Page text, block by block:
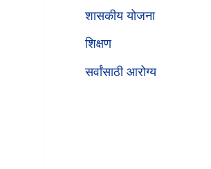
शासकीय योजना
शिक्षण
सर्वांसाठी आरोग्य